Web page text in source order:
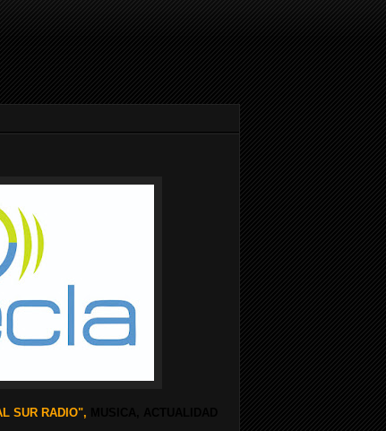
SUR RADIO",